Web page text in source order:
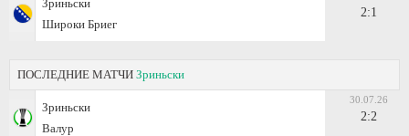
Зриньски
Широки Бриег
2:1
ПОСЛЕДНИЕ МАТЧИ Зриньски
Зриньски
Валур
30.07.26
2:2